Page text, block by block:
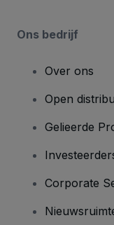
Ons bedrijf
Over ons
Open
Gelieerde
Corporate